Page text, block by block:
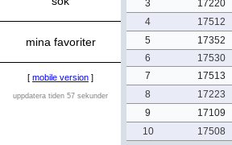
mina favoriter
[ mobile version ]
uppdatera tiden 57 sekunder
3
17220
4
17512
5
17352
6
17530
7
17513
8
17223
9
17109
10
17508